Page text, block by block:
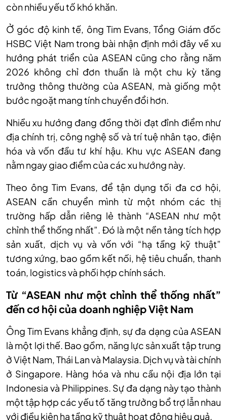
còn nhiều yếu tố khó khăn.
Ở góc độ kinh tế, ông Tim Evans, Tổng Giám đốc
HSBC Việt Nam trong bài nhận định mới đây về xu
hướng phát triển của ASEAN cũng cho rằng năm
2026 không chỉ đơn thuần là một chu kỳ tăng
trưởng thông thường của ASEAN, mà giống một
bước ngoặt mang tính chuyển đổi hơn.
Nhiều xu hướng đang đồng thời đạt đỉnh điểm như
địa chính trị, công nghệ số và trí tuệ nhân tạo, điện
hóa và vốn đầu tư khí hậu. Khu vực ASEAN đang
nằm ngay giao điểm của các xu hướng này.
Theo ông Tim Evans, để tận dụng tối đa cơ hội,
ASEAN cần chuyển mình từ một nhóm các thị
trường hấp dẫn riêng lẻ thành “ASEAN như một
chỉnh thể thống nhất”. Đó là một nền tảng tích hợp
sản xuất, dịch vụ và vốn với “hạ tầng kỹ thuật”
tương xứng, bao gồm kết nối, hệ tiêu chuẩn, thanh
toán, logistics và phối hợp chính sách.
Từ “ASEAN như một chỉnh thể thống nhất”
đến cơ hội của doanh nghiệp Việt Nam
Ông Tim Evans khẳng định, sự đa dạng của ASEAN
là một lợi thế. Bao gồm, năng lực sản xuất tập trung
ở Việt Nam, Thái Lan và Malaysia. Dịch vụ và tài chính
ở Singapore. Hàng hóa và nhu cầu nội địa lớn tại
Indonesia và Philippines. Sự đa dạng này tạo thành
một tập hợp các yếu tố tăng trưởng bổ trợ lẫn nhau
với điều kiện hạ tầng kỹ thuật hoạt động hiệu quả.